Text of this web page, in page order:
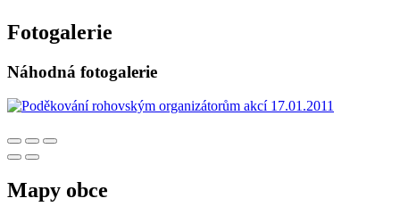
Fotogalerie
Náhodná fotogalerie
Mapy obce